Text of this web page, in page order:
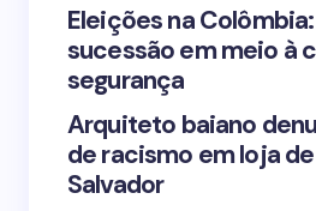
Your Comment *
Save my name and email in
Eleições na
sucessão em meio à
segurança
Arquiteto baiano
de racismo em loja
Salvador